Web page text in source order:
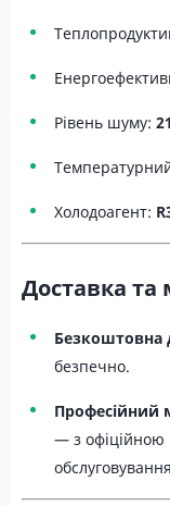
Рівень шуму:
Холодоагент:
Доставка
Безкоштовна
безпечно.
Професійний
— з офіційною